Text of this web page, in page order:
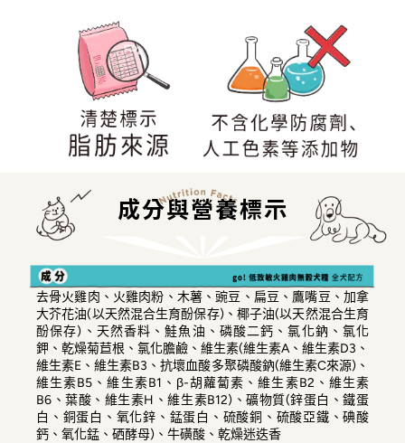
成分與營養標示
去骨火雞肉、火雞肉粉、木薯、豌豆、扁豆、鷹嘴豆、加拿
大芥花油(以天然混合生育酚保存)、椰子油(以天然混合生育
酚保存)、天然香料、鮭魚油、磷酸二鈣、氯化鈉、氯化
鉀、乾燥菊苣根、氯化膽鹼、維生素(維生素A、維生素D3、
維生素E、維生素B3、抗壞血酸多聚磷酸鈉(維生素C來源)、
維生素B5、維生素B1、β-胡蘿蔔素、維生素B2、維生素
B6、葉酸、維生素H、維生素B12)、礦物質(鋅蛋白、鐵蛋
白、銅蛋白、氧化鋅、錳蛋白、硫酸銅、硫酸亞鐵、碘酸
鈣、氧化錳、硒酵母)、牛磺酸、乾燥迷迭香